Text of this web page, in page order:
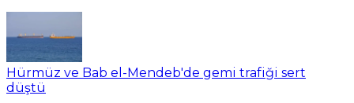
Hürmüz ve Bab el-Mendeb'de gemi trafiği sert
düştü